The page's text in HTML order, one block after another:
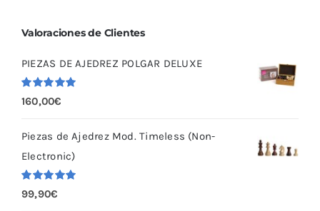
Valoraciones de Clientes
PIEZAS DE AJEDREZ POLGAR DELUXE
Valorado
con 5.00
160,00€
Piezas de Ajedrez Mod. Timeless (Non-
Electronic)
Valorado
con 5.00
99,90€